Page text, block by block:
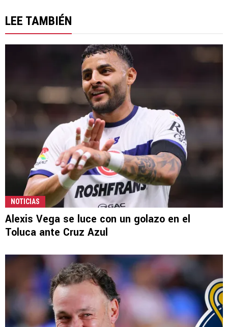
LEE TAMBIÉN
NOTICIAS
Alexis Vega se luce con un golazo en el
Toluca ante Cruz Azul